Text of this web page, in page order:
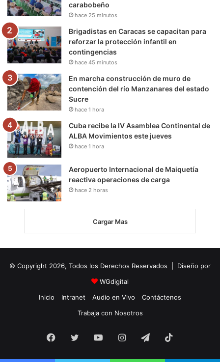
k
m
carabobeño
hace 25 minutos
Brigadistas en Caracas se capacitan para
reforzar la protección infantil en
contingencias
hace 45 minutos
En marcha construcción de muro de
contención del río Manzanares del estado
Sucre
hace 1 hora
Cuba recibe la IV Asamblea Continental de
ALBA Movimientos este jueves
hace 1 hora
Aeropuerto Internacional de Maiquetía
reactiva operaciones de carga
hace 2 horas
Cargar Mas
© Copyright 2026, Todos los Derechos Reservados | Diseño por
WGdigital
Inicio
Intranet Audio en Vivo
Contáctenos
Trabaja con Nosotros
Facebook
Twitter YouTubeInstagramTelegram